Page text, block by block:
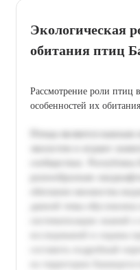
Экологическая
обитания птиц
Рассмотрение роли птиц
особенностей их